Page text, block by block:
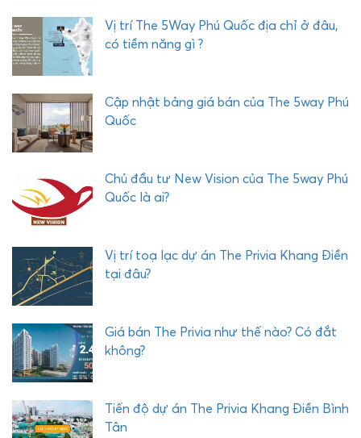
Vị trí The 5Way Phú Quốc địa chỉ ở đâu,
có tiềm năng gì ?
Cập nhật bảng giá bán của The 5way Phú
Quốc
Chủ đầu tư New Vision của The 5way Phú
Quốc là ai?
Vị trí toạ lạc dự án The Privia Khang Điền
tại đâu?
Giá bán The Privia như thế nào? Có đắt
không?
Tiến độ dự án The Privia Khang Điền Bình
Tân